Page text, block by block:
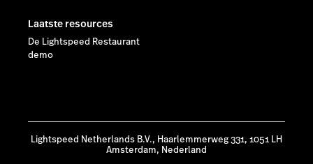
Laatste resources
De Lightspeed Restaurant
demo
Lightspeed Netherlands B.V., Haarlemmerweg 331, 1051 LH
Amsterdam, Nederland